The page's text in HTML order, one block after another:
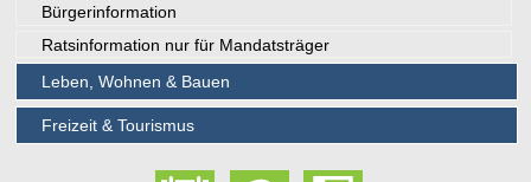
Bürgerinformation
Ratsinformation nur für Mandatsträger
Leben, Wohnen & Bauen
Freizeit & Tourismus